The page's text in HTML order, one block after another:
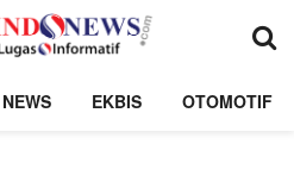
NEWS EKBIS OTOMOTIF